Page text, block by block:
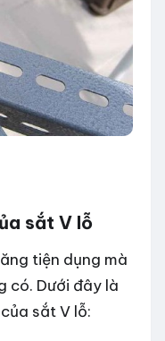
sắt V lỗ
tiện dụng mà
có. Dưới đây là
sắt V lỗ: